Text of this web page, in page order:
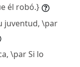
él robó.}
juventud, \par
\par Si lo